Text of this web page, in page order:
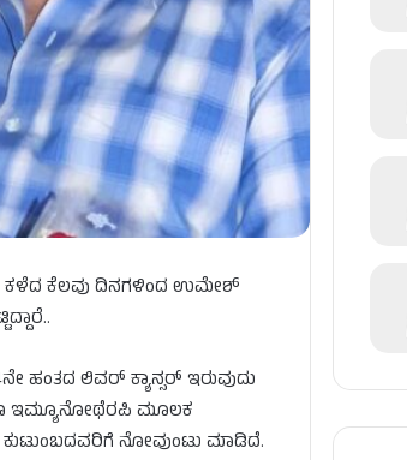
ಕಳೆದ ಕೆಲವು ದಿನಗಳಿಂದ ಉಮೇಶ್
ಹಂತದ ಲಿವರ್ ಕ್ಯಾನ್ಸರ್ ಇರುವುದು
ಇಮ್ಯೂನೋಥೆರಪಿ ಮೂಲಕ
ಕುಟುಂಬದವರಿಗೆ ನೋವುಂಟು ಮಾಡಿದೆ.